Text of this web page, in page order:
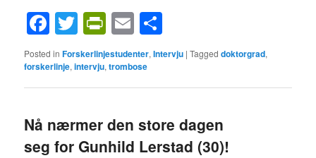
Facebook
Twitter
PrintFriendly
Email
Posted in Forskerlinjestudenter,Intervju |Tagged doktorgrad,
forskerlinje,intervju,trombose
Nå nærmer den store dagen
seg for Gunhild Lerstad (30)!